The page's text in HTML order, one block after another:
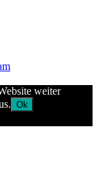
weiter
Ok